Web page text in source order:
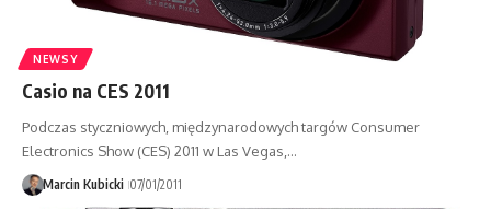
NEWSY
Casio na CES 2011
Podczas styczniowych, międzynarodowych targów Consumer
Electronics Show (CES) 2011 w Las Vegas,…
Marcin Kubicki 07/01/2011